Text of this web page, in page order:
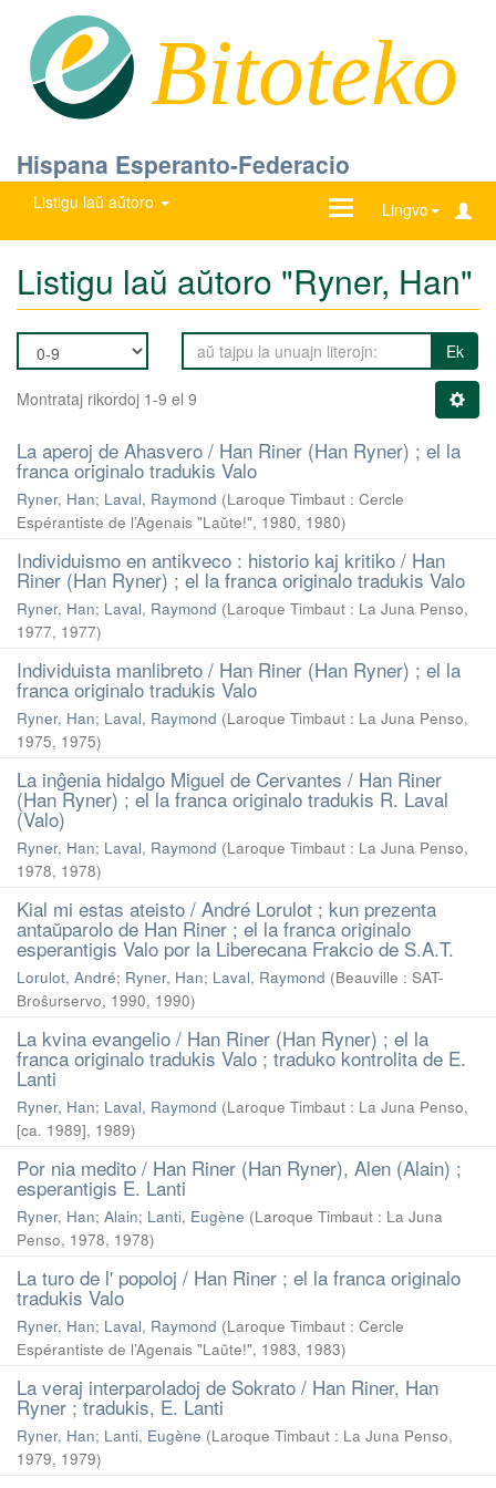
Bitoteko
Hispana Esperanto-Federacio
Listigu laŭ aŭtoro Lingvo
Ŝanĝu
Listigu laŭ aŭtoro "Ryner, Han"
Ek
Montrataj rikordoj 1-9 el 9
La aperoj de Ahasvero / Han Riner (Han Ryner) ; el la
franca originalo tradukis Valo
Ryner, Han; Laval, Raymond (Laroque Timbaut : Cercle
Espérantiste de l’Agenais "Laŭte!", 1980, 1980)
Individuismo en antikveco : historio kaj kritiko / Han
Riner (Han Ryner) ; el la franca originalo tradukis Valo
Ryner, Han; Laval, Raymond (Laroque Timbaut : La Juna Penso,
1977, 1977)
Individuista manlibreto / Han Riner (Han Ryner) ; el la
franca originalo tradukis Valo
Ryner, Han; Laval, Raymond (Laroque Timbaut : La Juna Penso,
1975, 1975)
La inĝenia hidalgo Miguel de Cervantes / Han Riner
(Han Ryner) ; el la franca originalo tradukis R. Laval
(Valo)
Ryner, Han; Laval, Raymond (Laroque Timbaut : La Juna Penso,
1978, 1978)
Kial mi estas ateisto / André Lorulot ; kun prezenta
antaŭparolo de Han Riner ; el la franca originalo
esperantigis Valo por la Liberecana Frakcio de S.A.T.
Lorulot, André; Ryner, Han; Laval, Raymond (Beauville : SAT-
Broŝurservo, 1990, 1990)
La kvina evangelio / Han Riner (Han Ryner) ; el la
franca originalo tradukis Valo ; traduko kontrolita de E.
Lanti
Ryner, Han; Laval, Raymond (Laroque Timbaut : La Juna Penso,
[ca. 1989], 1989)
Por nia medito / Han Riner (Han Ryner), Alen (Alain) ;
esperantigis E. Lanti
Ryner, Han; Alain; Lanti, Eugène (Laroque Timbaut : La Juna
Penso, 1978, 1978)
La turo de l' popoloj / Han Riner ; el la franca originalo
tradukis Valo
Ryner, Han; Laval, Raymond (Laroque Timbaut : Cercle
Espérantiste de l’Agenais "Laŭte!", 1983, 1983)
La veraj interparoladoj de Sokrato / Han Riner, Han
Ryner ; tradukis, E. Lanti
Ryner, Han; Lanti, Eugène (Laroque Timbaut : La Juna Penso,
1979, 1979)